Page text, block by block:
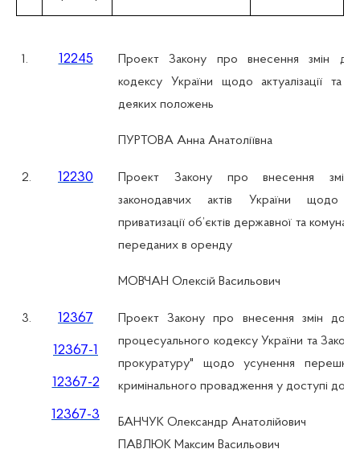
1. 12245
Проект Закону про внесення змін до
кодексу України щодо актуалізації та
деяких положень
ПУРТОВА Анна Анатоліївна
2. 12230
Проект Закону про внесення
законодавчих актів України щодо
приватизації об’єктів державної та
переданих в оренду
МОВЧАН Олексій Васильович
3. 12367
12367-1
12367-2
12367-3
Проект Закону про внесення змін до
процесуального кодексу України та
прокуратуру" щодо усунення
кримінального провадження у доступі до
БАНЧУК Олександр Анатолійович
ПАВЛЮК Максим Васильович